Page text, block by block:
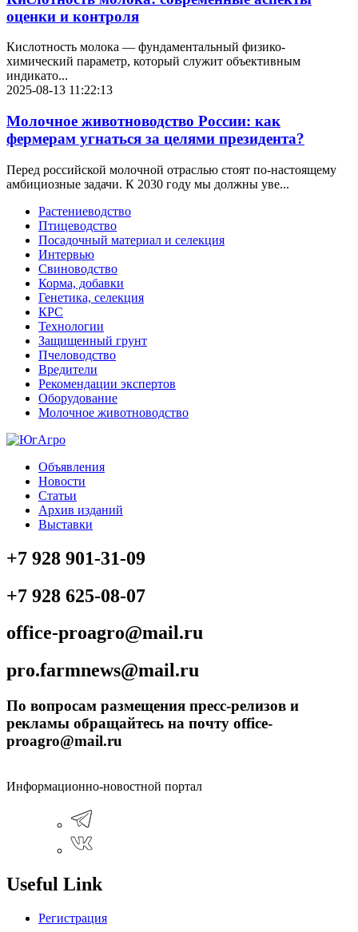
оценки и контроля
Кислотность молока — фундаментальный физико-
химический параметр, который служит объективным
индикато...
2025-08-13 11:22:13
Молочное животноводство России: как
фермерам угнаться за целями президента?
Перед российской молочной отраслью стоят по-настоящему
амбициозные задачи. К 2030 году мы должны уве...
Растениеводство
Птицеводство
Посадочный материал и селекция
Интервью
Свиноводство
Корма, добавки
Генетика, селекция
КРС
Технологии
Защищенный грунт
Пчеловодство
Вредители
Рекомендации экспертов
Оборудование
Молочное животноводство
Объявления
Новости
Статьи
Архив изданий
Выставки
+7 928 901-31-09
+7 928 625-08-07
office-proagro@mail.ru
pro.farmnews@mail.ru
По вопросам размещения пресс-релизов и
рекламы обращайтесь на почту office-
proagro@mail.ru
Информационно-новостной портал
Useful Link
Регистрация